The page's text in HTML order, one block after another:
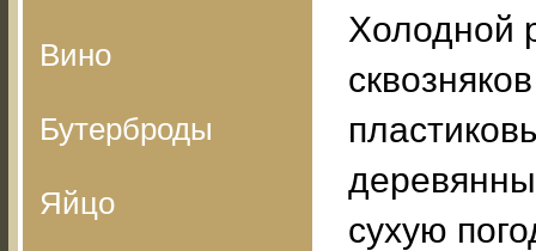
Вино
Бутерброды
Яйцо
Холодной
сухую